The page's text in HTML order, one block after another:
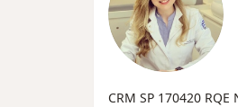
CRM SP 170420 RQE